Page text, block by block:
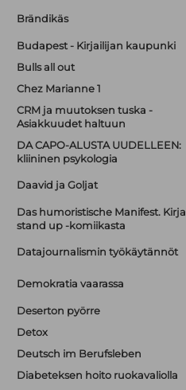
Brändikäs
Budapest - Kirjailijan kaupunki
Bulls all out
Chez Marianne 1
CRM ja muutoksen tuska -
Asiakkuudet haltuun
DA CAPO-ALUSTA UUDELLEEN:
kliininen psykologia
Daavid ja Goljat
Das humoristische Manifest. Kirja
stand up -komiikasta
Datajournalismin työkäytännöt
Demokratia vaarassa
Deserton pyörre
Detox
Deutsch im Berufsleben
Diabeteksen hoito ruokavaliolla